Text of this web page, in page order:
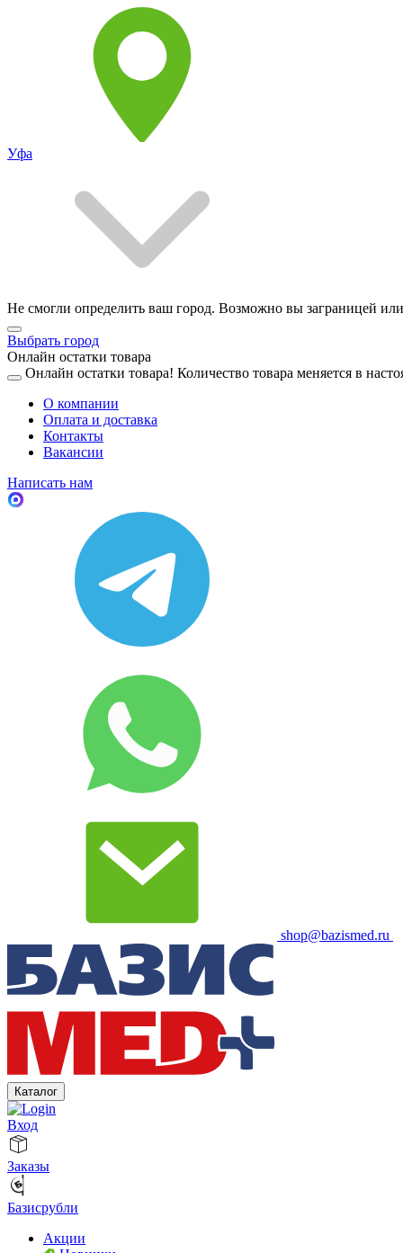
Уфа
Не смогли определить ваш город. Возможно вы заграницей или
Выбрать город
Онлайн остатки товара
Онлайн остатки товара! Количество товара меняется в
О компании
Оплата и доставка
Контакты
Вакансии
Написать нам
shop@bazismed.ru
Каталог
Вход
Заказы
Базисрубли
Акции